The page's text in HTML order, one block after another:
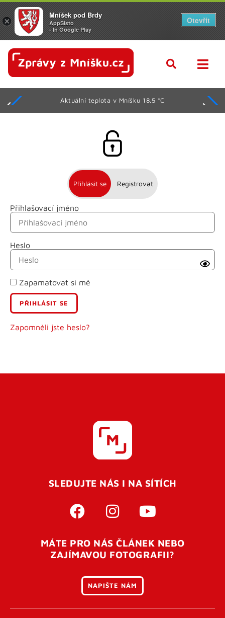
Aktuální teplota v Mníšku 18.5 °C
Přihlásit se Registrovat
Přihlašovací jméno
Heslo
Zapamatovat si mě
Zapomněli jste heslo?
Jméno
Příjmení
E-mail
Uživatelské jméno
Pro úspěšné dokončení registrace je potřeba
vaší e-mailovouadresu. Po úspěšném odeslání
otevření tohoto odkazu se váš účet ověří a můžete se
přihlásit. Nezapomeňte zkontrolovat složku SPAM ve
SLEDUJTE NÁS I NA SÍTÍCH
MÁTE PRO NÁS ČLÁNEK NEBO
ZAJÍMAVOU FOTOGRAFII?
NAPIŠTE NÁM
×
Mníšek pod Brdy
AppSisto
- In Google Play
Otevřít